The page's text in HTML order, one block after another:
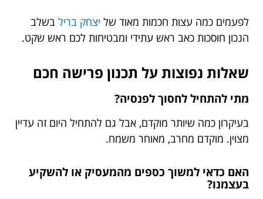
לפעמים כמה עצות חכמות מאוד של יצחק בריל בשלב
הנכון חוסכות כאב ראש עתידי ומבטיחות לכם ראש שקט.
שאלות נפוצות על תכנון פרישה חכם
מתי להתחיל לחסוך לפנסיה?
בעיקרון כמה שיותר מוקדם, אבל גם להתחיל היום זה עדיין
מצוין. מוקדם מחרב, מאוחר משמח.
האם כדאי למשוך כספים מהמעסיק או להשקיע
בעצמנו?